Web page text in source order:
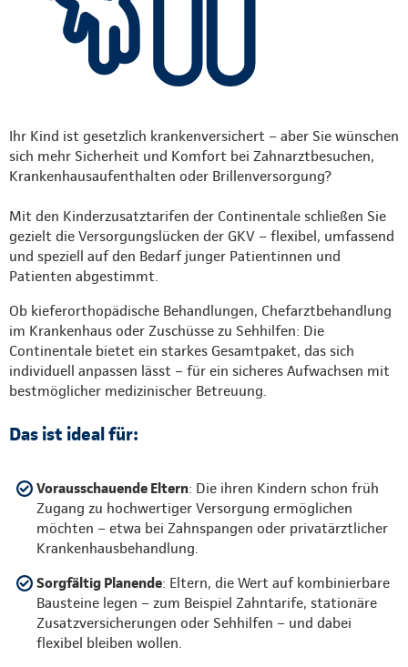
Ihr Kind ist gesetzlich krankenversichert – aber Sie wünschen
sich mehr Sicherheit und Komfort bei Zahnarztbesuchen,
Krankenhausaufenthalten oder Brillenversorgung?
Mit den Kinderzusatztarifen der Continentale schließen Sie
gezielt die Versorgungslücken der GKV – flexibel, umfassend
und speziell auf den Bedarf junger Patientinnen und
Patienten abgestimmt.
Ob kieferorthopädische Behandlungen, Chefarztbehandlung
im Krankenhaus oder Zuschüsse zu Sehhilfen: Die
Continentale bietet ein starkes Gesamtpaket, das sich
individuell anpassen lässt – für ein sicheres Aufwachsen mit
bestmöglicher medizinischer Betreuung.
Das ist ideal für:
Vorausschauende Eltern: Die ihren Kindern schon früh
Zugang zu hochwertiger Versorgung ermöglichen
möchten – etwa bei Zahnspangen oder privatärztlicher
Krankenhausbehandlung.
Sorgfältig Planende: Eltern, die Wert auf kombinierbare
Bausteine legen – zum Beispiel Zahntarife, stationäre
Zusatzversicherungen oder Sehhilfen – und dabei
flexibel bleiben wollen.